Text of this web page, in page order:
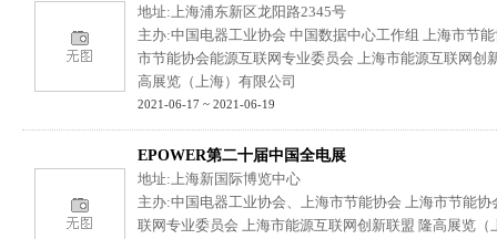
地址:上海浦东新区龙阳路2345号
主办:中国电器工业协会 中国数据中心工作组 上海市节
市节能协会能源互联网专业委员会 上海市能源互联网创
高展览（上海）有限公司
2021-06-17 ~ 2021-06-19
EPOWER第二十届中国全电展
地址:上海新国际博览中心
主办:中国电器工业协会、上海市节能协会 上海市节能协
联网专业委员会 上海市能源互联网创新联盟 隆高展览（